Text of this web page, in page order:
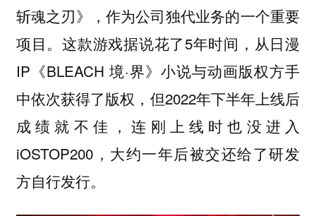
斩魂之刃》，作为公司独代业务的一个重要
项目。这款游戏据说花了5年时间，从日漫
IP《BLEACH 境·界》小说与动画版权方手
中依次获得了版权，但2022年下半年上线后
成绩就不佳，连刚上线时也没进入
iOSTOP200，大约一年后被交还给了研发
方自行发行。